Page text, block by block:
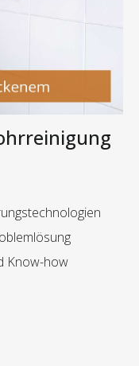
Know-how